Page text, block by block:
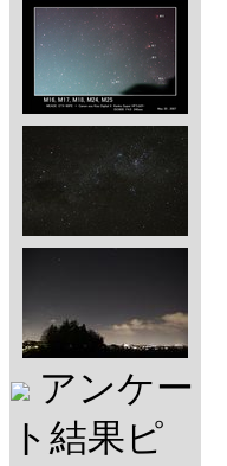
アンケー
ト結果ピ